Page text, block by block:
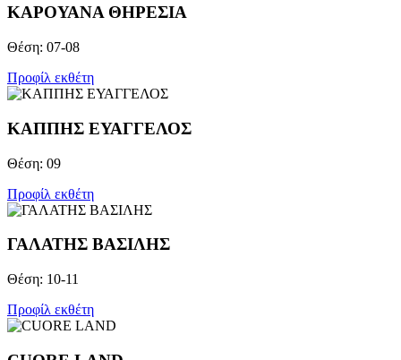
ΚΑΡΟΥΑΝΑ ΘΗΡΕΣΙΑ
Θέση: 07-08
Προφίλ εκθέτη
ΚΑΠΠΗΣ ΕΥΑΓΓΕΛΟΣ
Θέση: 09
Προφίλ εκθέτη
ΓΑΛΑΤΗΣ ΒΑΣΙΛΗΣ
Θέση: 10-11
Προφίλ εκθέτη